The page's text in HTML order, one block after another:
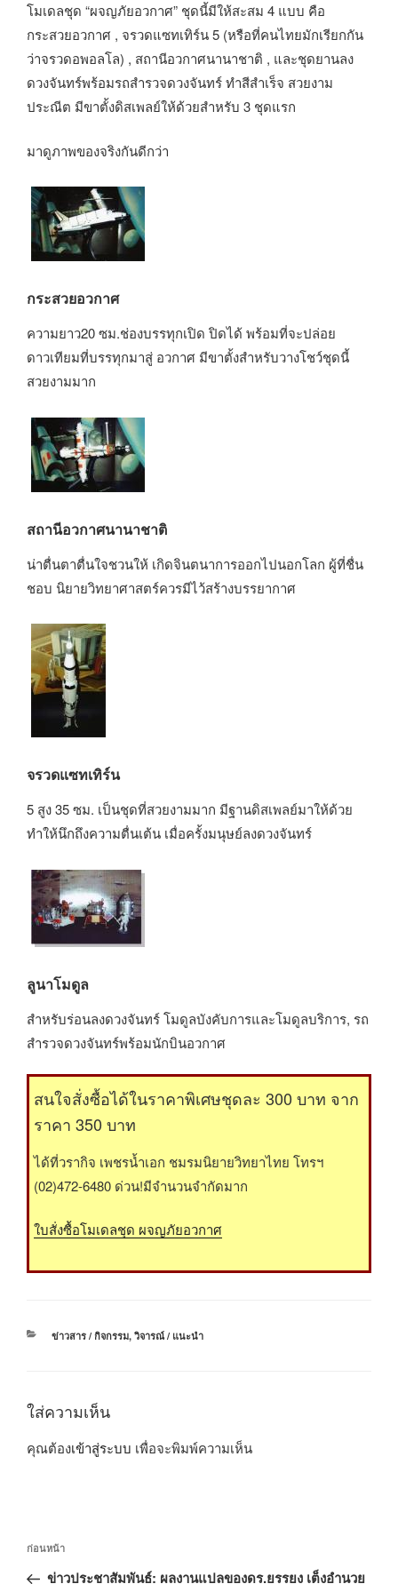
โมเดลชุด “ผจญภัยอวกาศ” ชุดนี้มีให้สะสม 4 แบบ คือ
กระสวยอวกาศ , จรวดแซทเทิร์น 5 (หรือที่คนไทยมักเรียกกัน
ว่าจรวดอพอลโล) , สถานีอวกาศนานาชาติ , และชุดยานลง
ดวงจันทร์พร้อมรถสำรวจดวงจันทร์ ทำสีสำเร็จ สวยงาม
ประณีต มีขาตั้งดิสเพลย์ให้ด้วยสำหรับ 3 ชุดแรก
มาดูภาพของจริงกันดีกว่า
กระสวยอวกาศ
ความยาว20 ซม.ช่องบรรทุกเปิด ปิดได้ พร้อมที่จะปล่อย
ดาวเทียมที่บรรทุกมาสู่ อวกาศ มีขาตั้งสำหรับวางโชว์ชุดนี้
สวยงามมาก
สถานีอวกาศนานาชาติ
น่าตื่นตาตื่นใจชวนให้ เกิดจินตนาการออกไปนอกโลก ผู้ที่ชื่น
ชอบ นิยายวิทยาศาสตร์ควรมีไว้สร้างบรรยากาศ
จรวดแซทเทิร์น
5 สูง 35 ซม. เป็นชุดที่สวยงามมาก มีฐานดิสเพลย์มาให้ด้วย
ทำให้นึกถึงความตื่นเต้น เมื่อครั้งมนุษย์ลงดวงจันทร์
ลูนาโมดูล
สำหรับร่อนลงดวงจันทร์ โมดูลบังคับการและโมดูลบริการ, รถ
สำรวจดวงจันทร์พร้อมนักบินอวกาศ
สนใจสั่งซื้อได้ในราคาพิเศษชุดละ 300 บาท จาก
ราคา 350 บาท
ได้ที่วรากิจ เพชรน้ำเอก ชมรมนิยายวิทยาไทย โทรฯ
(02)472-6480 ด่วน!มีจำนวนจำกัดมาก
ใบสั่งซื้อโมเดลชุด ผจญภัยอวกาศ
หมวด
ข่าวสาร / กิจกรรม, วิจารณ์ / แนะนำ
ใส่ความเห็น
คุณต้องเข้าสู่ระบบ เพื่อจะพิมพ์ความเห็น
แนะแนว
เรื่อง
เรื่อง
ก่อน
ก่อนหน้า
ข่าวประชาสัมพันธ์: ผลงานแปลของดร.ยรรยง เต็งอำนวย